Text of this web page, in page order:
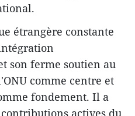
étrangère constante
son ferme soutien au
comme centre et
fondement. Il a
actives du